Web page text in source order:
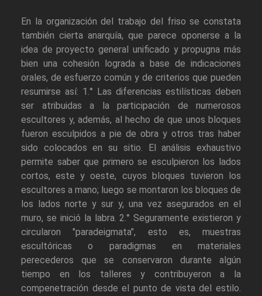
En la organización del trabajo del friso se constata
también cierta anarquía, que parece oponerse a la
idea de proyecto general unificado y propugna más
bien una cohesión lograda a base de indicaciones
orales, de esfuerzo común y de criterios que pueden
resumirse así: 1.° Las diferencias estilísticas deben
ser atribuidas a la participación de numerosos
escultores y, además, al hecho de que unos bloques
fueron esculpidos a pie de obra y otros tras haber
sido colocados en su sitio. El análisis exhaustivo
permite saber que primero se esculpieron los lados
cortos, este y oeste, cuyos bloques tuvieron los
escultores a mano; luego se montaron los bloques de
los lados norte y sur y, una vez asegurados en el
muro, se inició la labra. 2.° Seguramente existieron y
circularon "paradeigmata", esto es, muestras
escultóricas o paradigmas en materiales
perecederos que se conservaron durante algún
tiempo en los talleres y contribuyeron a la
compenetración desde el punto de vista del estilo.